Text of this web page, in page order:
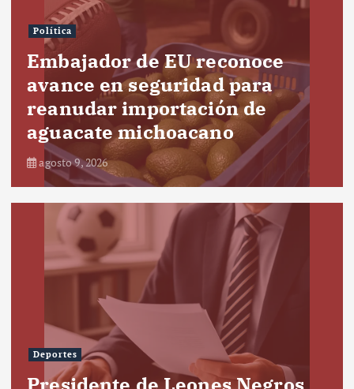
Política
Embajador de EU reconoce
avance en seguridad para
reanudar importación de
aguacate michoacano
agosto 9, 2026
Deportes
Presidente de Leones Negros